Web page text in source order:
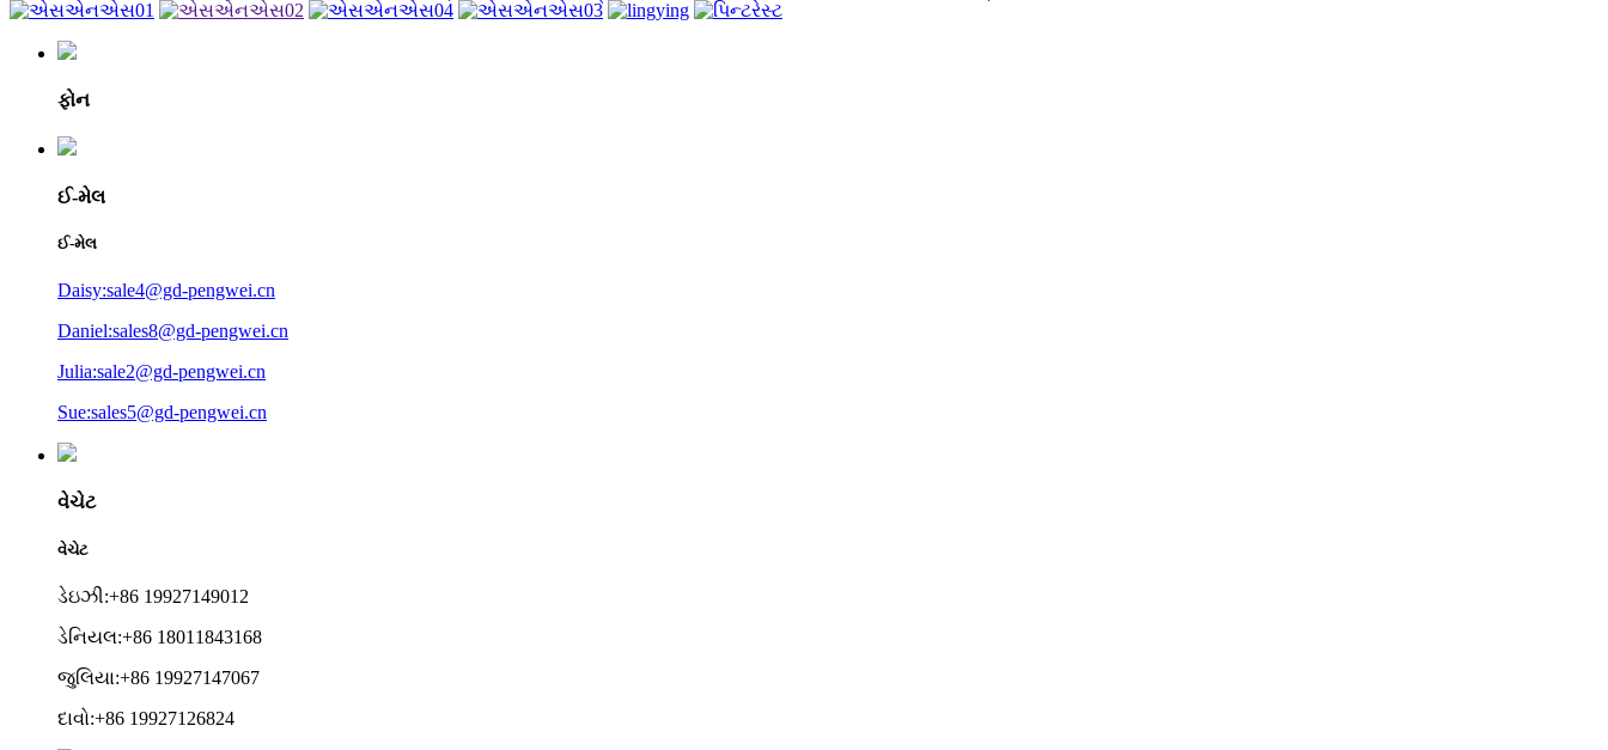
ફોન
ઈ-મેલ
ઈ-મેલ
Daisy:sale4@gd-pengwei.cn
Daniel:sales8@gd-pengwei.cn
Julia:sale2@gd-pengwei.cn
Sue:sales5@gd-pengwei.cn
વેચેટ
વેચેટ
ડેઇઝી:+86 19927149012
ડેનિયલ:+86 18011843168
જુલિયા:+86 19927147067
દાવો:+86 19927126824